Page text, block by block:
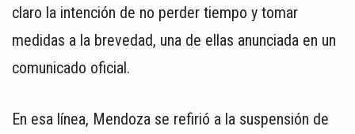
claro la intención de no perder tiempo y tomar
medidas a la brevedad, una de ellas anunciada en un
comunicado oficial.
En esa línea, Mendoza se refirió a la suspensión de